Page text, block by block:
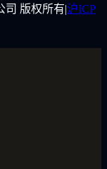
司 版权所有|沪ICP